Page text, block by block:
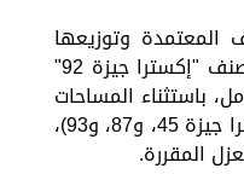
المعتمدة وتوزيعها
الجغرافي على النحو التالي: صنف "إكسترا جيزة 92"
باستثناء المساحات
المتعاقد عليها لأصناف (إكسترا جيزة 45، و87، و93)،
المقررة.